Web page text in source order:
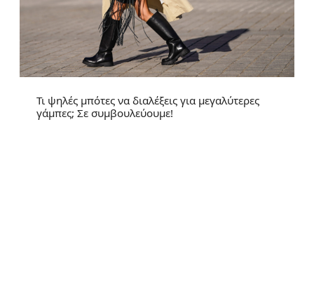
Τι ψηλές μπότες να διαλέξεις για μεγαλύτερες
γάμπες; Σε συμβουλεύουμε!